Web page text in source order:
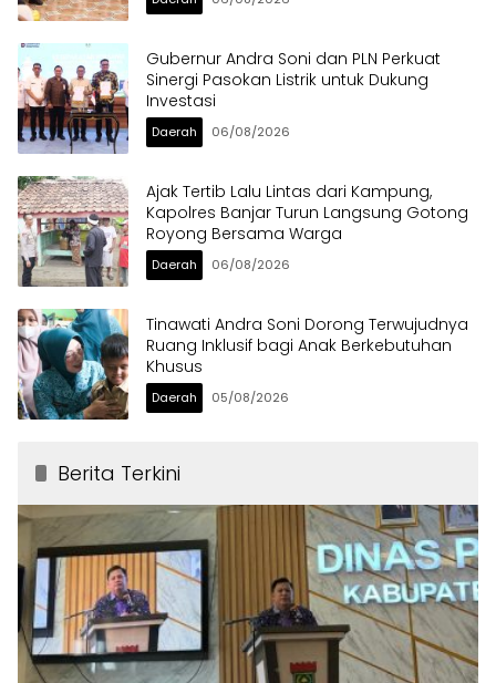
Gubernur Andra Soni dan PLN Perkuat
Sinergi Pasokan Listrik untuk Dukung
Investasi
Daerah 06/08/2026
Ajak Tertib Lalu Lintas dari Kampung,
Kapolres Banjar Turun Langsung Gotong
Royong Bersama Warga
Daerah 06/08/2026
Tinawati Andra Soni Dorong Terwujudnya
Ruang Inklusif bagi Anak Berkebutuhan
Khusus
Daerah 05/08/2026
Berita Terkini